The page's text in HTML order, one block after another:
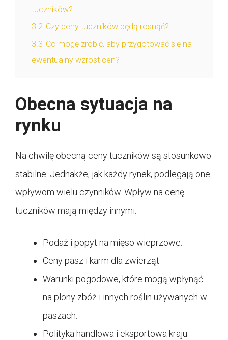
tuczników?
3.2 Czy ceny tuczników będą rosnąć?
3.3 Co mogę zrobić, aby przygotować się na
ewentualny wzrost cen?
Obecna sytuacja na
rynku
Na chwilę obecną ceny tuczników są stosunkowo
stabilne. Jednakże, jak każdy rynek, podlegają one
wpływom wielu czynników. Wpływ na cenę
tuczników mają między innymi:
Podaż i popyt na mięso wieprzowe.
Ceny pasz i karm dla zwierząt.
Warunki pogodowe, które mogą wpłynąć
na plony zbóż i innych roślin używanych w
paszach.
Polityka handlowa i eksportowa kraju.